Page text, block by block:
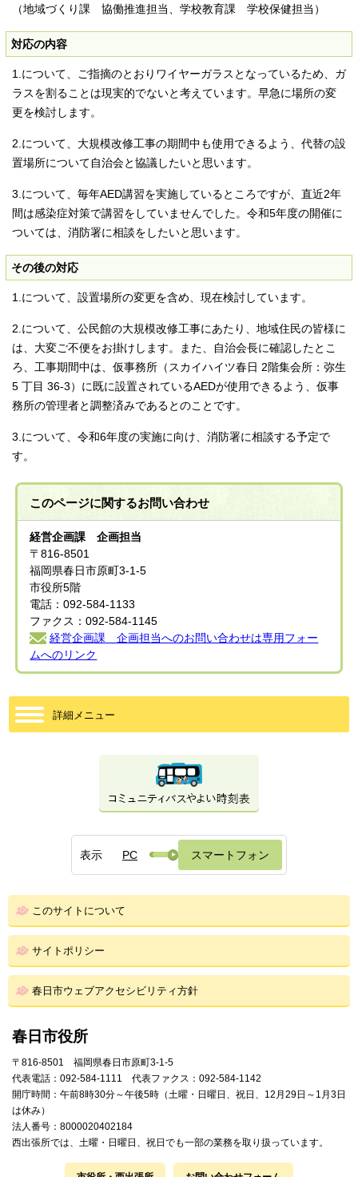
（地域づくり課 協働推進担当、学校教育課 学校保健担当）
対応の内容
1.について、ご指摘のとおりワイヤーガラスとなっているため、ガ
ラスを割ることは現実的でないと考えています。早急に場所の変
更を検討します。
2.について、大規模改修工事の期間中も使用できるよう、代替の設
置場所について自治会と協議したいと思います。
3.について、毎年AED講習を実施しているところですが、直近2年
間は感染症対策で講習をしていませんでした。令和5年度の開催に
ついては、消防署に相談をしたいと思います。
その後の対応
1.について、設置場所の変更を含め、現在検討しています。
2.について、公民館の大規模改修工事にあたり、地域住民の皆様に
は、大変ご不便をお掛けします。また、自治会長に確認したとこ
ろ、工事期間中は、仮事務所（スカイハイツ春日 2階集会所：弥生
5 丁目 36-3）に既に設置されているAEDが使用できるよう、仮事
務所の管理者と調整済みであるとのことです。
3.について、令和6年度の実施に向け、消防署に相談する予定で
す。
このページに関するお問い合わせ
経営企画課 企画担当
〒816-8501
福岡県春日市原町3-1-5
市役所5階
電話：092-584-1133
ファクス：092-584-1145
経営企画課 企画担当へのお問い合わせは専用フォー
ムへのリンク
詳細メニュー
表示 PC スマートフォン
このサイトについて
サイトポリシー
春日市ウェブアクセシビリティ方針
春日市役所
〒816-8501 福岡県春日市原町3-1-5
代表電話：092-584-1111 代表ファクス：092-584-1142
開庁時間：午前8時30分～午後5時（土曜・日曜日、祝日、12月29日～1月3日
は休み）
法人番号：8000020402184
西出張所では、土曜・日曜日、祝日でも一部の業務を取り扱っています。